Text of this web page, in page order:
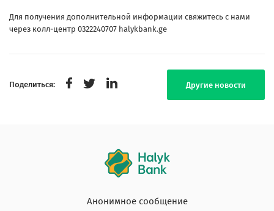
Для получения дополнительной информации свяжитесь с нами
через колл-центр 0322240707 halykbank.ge
Поделиться: Другие новости
Анонимное сообщение